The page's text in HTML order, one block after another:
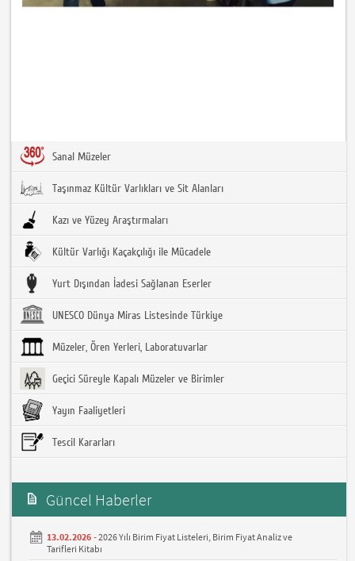
Sanal Müzeler
Taşınmaz Kültür Varlıkları ve Sit Alanları
Kazı ve Yüzey Araştırmaları
Kültür Varlığı Kaçakçılığı ile Mücadele
Yurt Dışından İadesi Sağlanan Eserler
UNESCO Dünya Miras Listesinde Türkiye
Müzeler, Ören Yerleri, Laboratuvarlar
Geçici Süreyle Kapalı Müzeler ve Birimler
Yayın Faaliyetleri
Tescil Kararları
Güncel Haberler
13.02.2026 -2026 Yılı Birim Fiyat Listeleri, Birim Fiyat Analiz ve
Tarifleri Kitabı